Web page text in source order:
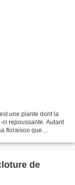
une plante dont la
repoussante. Autant
floraison que
de